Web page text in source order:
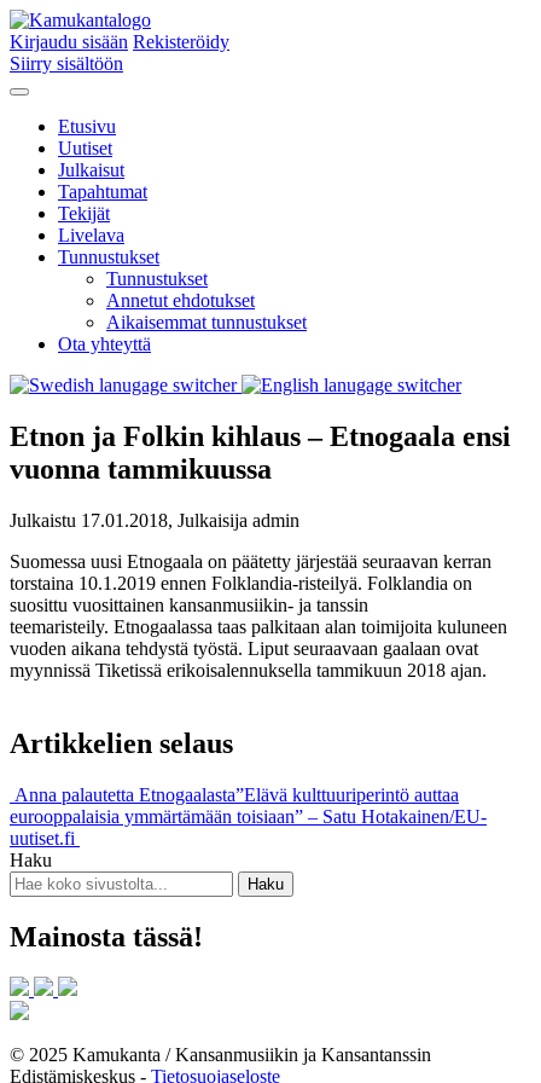
Kirjaudu sisään Rekisteröidy
Siirry sisältöön
Etusivu
Uutiset
Julkaisut
Tapahtumat
Tekijät
Livelava
Tunnustukset
Tunnustukset
Annetut ehdotukset
Aikaisemmat tunnustukset
Ota yhteyttä
Etnon ja Folkin kihlaus – Etnogaala ensi
vuonna tammikuussa
Julkaistu 17.01.2018, Julkaisija admin
Suomessa uusi Etnogaala on päätetty järjestää seuraavan kerran
torstaina 10.1.2019 ennen Folklandia-risteilyä. Folklandia on
suosittu vuosittainen kansanmusiikin- ja tanssin
teemaristeily. Etnogaalassa taas palkitaan alan toimijoita kuluneen
vuoden aikana tehdystä työstä. Liput seuraavaan gaalaan ovat
myynnissä Tiketissä erikoisalennuksella tammikuun 2018 ajan.
Artikkelien selaus
Anna palautetta Etnogaalasta”Elävä kulttuuriperintö auttaa
eurooppalaisia ymmärtämään toisiaan” – Satu Hotakainen/EU-
uutiset.fi
Haku
Mainosta tässä!
© 2025 Kamukanta / Kansanmusiikin ja Kansantanssin
Edistämiskeskus - Tietosuojaseloste